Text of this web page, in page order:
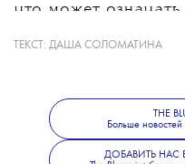
что может
не исключают, что
неизвестный
Режиссером
ТЕКСТ: ДАША СОЛОМАТИНА
THE
Больше
ДОБАВИТЬ НАС